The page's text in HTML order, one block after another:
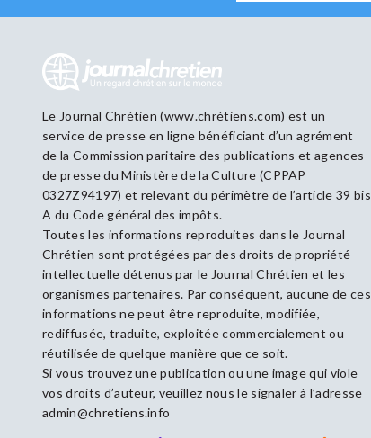
Le Journal Chrétien (www.chrétiens.com) est un
service de presse en ligne bénéficiant d’un agrément
de la Commission paritaire des publications et agences
de presse du Ministère de la Culture (CPPAP
0327Z94197) et relevant du périmètre de l’article 39 bis
A du Code général des impôts.
Toutes les informations reproduites dans le Journal
Chrétien sont protégées par des droits de propriété
intellectuelle détenus par le Journal Chrétien et les
organismes partenaires. Par conséquent, aucune de ces
informations ne peut être reproduite, modifiée,
rediffusée, traduite, exploitée commercialement ou
réutilisée de quelque manière que ce soit.
Si vous trouvez une publication ou une image qui viole
vos droits d’auteur, veuillez nous le signaler à l’adresse
admin@chretiens.info